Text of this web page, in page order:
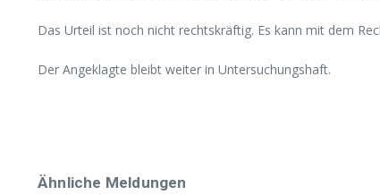
Das Urteil ist noch nicht rechtskräftig. Es kann mit dem
Der Angeklagte bleibt weiter in Untersuchungshaft.
Ähnliche Meldungen